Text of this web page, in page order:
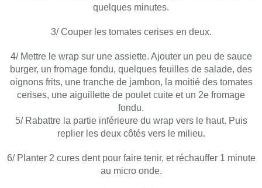
quelques minutes.
3/ Couper les tomates cerises en deux.
4/ Mettre le wrap sur une assiette. Ajouter un peu de sauce
burger, un fromage fondu, quelques feuilles de salade, des
oignons frits, une tranche de jambon, la moitié des tomates
cerises, une aiguillette de poulet cuite et un 2e fromage
fondu.
5/ Rabattre la partie inférieure du wrap vers le haut. Puis
replier les deux côtés vers le milieu.
6/ Planter 2 cures dent pour faire tenir, et réchauffer 1 minute
au micro onde.